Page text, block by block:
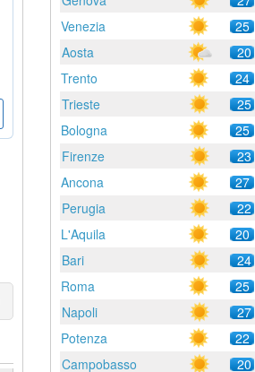
Venezia
25
Aosta
20
Trento
24
Trieste
25
Bologna
25
Firenze
23
Ancona
27
Perugia
22
L'Aquila
20
Bari
24
Roma
25
Napoli
27
Potenza
22
Campobasso
20